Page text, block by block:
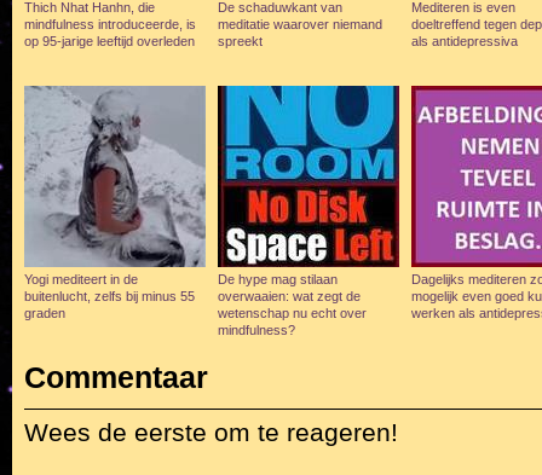
Thich Nhat Hanhn, die
mindfulness introduceerde, is
op 95-jarige leeftijd overleden
De schaduwkant van
meditatie waarover niemand
spreekt
Mediteren is even
doeltreffend tegen
als antidepressiva
Yogi mediteert in de
buitenlucht, zelfs bij minus 55
graden
De hype mag stilaan
overwaaien: wat zegt de
wetenschap nu echt over
mindfulness?
Dagelijks mediteren
mogelijk even goed
werken als
Commentaar
Wees de eerste om te reageren!